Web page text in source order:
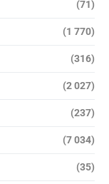
(71)
(1 770)
(316)
(2 027)
(237)
(7 034)
(35)